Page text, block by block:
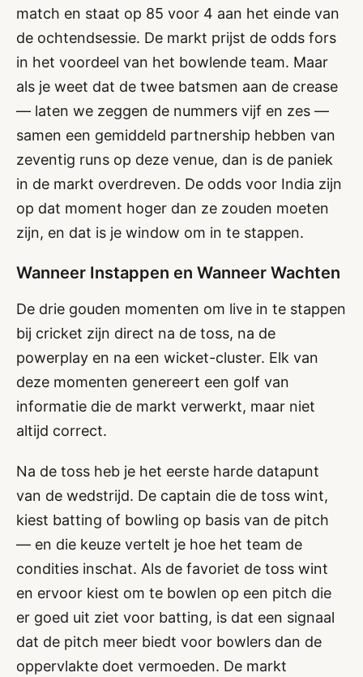
match en staat op 85 voor 4 aan het einde van
de ochtendsessie. De markt prijst de odds fors
in het voordeel van het bowlende team. Maar
als je weet dat de twee batsmen aan de crease
— laten we zeggen de nummers vijf en zes —
samen een gemiddeld partnership hebben van
zeventig runs op deze venue, dan is de paniek
in de markt overdreven. De odds voor India zijn
op dat moment hoger dan ze zouden moeten
zijn, en dat is je window om in te stappen.
Wanneer Instappen en Wanneer Wachten
De drie gouden momenten om live in te stappen
bij cricket zijn direct na de toss, na de
powerplay en na een wicket-cluster. Elk van
deze momenten genereert een golf van
informatie die de markt verwerkt, maar niet
altijd correct.
Na de toss heb je het eerste harde datapunt
van de wedstrijd. De captain die de toss wint,
kiest batting of bowling op basis van de pitch
— en die keuze vertelt je hoe het team de
condities inschat. Als de favoriet de toss wint
en ervoor kiest om te bowlen op een pitch die
er goed uit ziet voor batting, is dat een signaal
dat de pitch meer biedt voor bowlers dan de
oppervlakte doet vermoeden. De markt